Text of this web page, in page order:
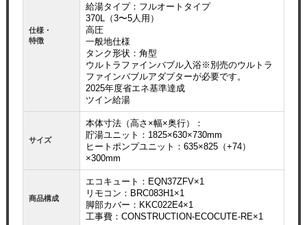
仕様・
特徴
給湯タイプ：フルオートタイプ
370L（3〜5人用）
高圧
一般地仕様
タンク形状：角型
ウルトラファインバブル入浴※別売のウルトラ
ファインバブルアダプターが必要です。
2025年度省エネ基準達成
ツイン給湯
サイズ
本体寸法（高さ×幅×奥行）：
貯湯ユニット：1825×630×730mm
ヒートポンプユニット：635×825（+74）
×300mm
商品構成
エコキュート：EQN37ZFV×1
リモコン：BRC083H1×1
脚部カバー：KKC022E4×1
工事費：CONSTRUCTION-ECOCUTE-RE×1